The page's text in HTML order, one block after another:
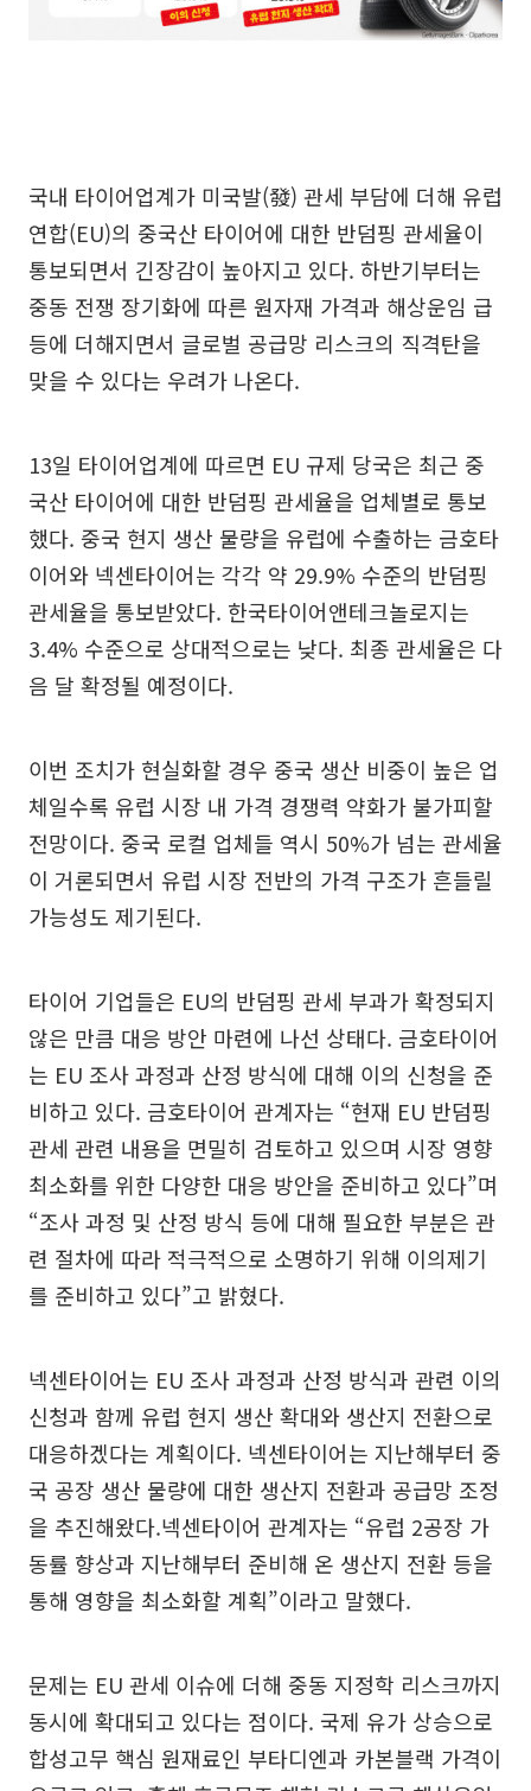
국내 타이어업계가 미국발(發) 관세 부담에 더해 유럽
연합(EU)의 중국산 타이어에 대한 반덤핑 관세율이
통보되면서 긴장감이 높아지고 있다. 하반기부터는
중동 전쟁 장기화에 따른 원자재 가격과 해상운임 급
등에 더해지면서 글로벌 공급망 리스크의 직격탄을
맞을 수 있다는 우려가 나온다.
13일 타이어업계에 따르면 EU 규제 당국은 최근 중
국산 타이어에 대한 반덤핑 관세율을 업체별로 통보
했다. 중국 현지 생산 물량을 유럽에 수출하는 금호타
이어와 넥센타이어는 각각 약 29.9% 수준의 반덤핑
관세율을 통보받았다. 한국타이어앤테크놀로지는
3.4% 수준으로 상대적으로는 낮다. 최종 관세율은 다
음 달 확정될 예정이다.
이번 조치가 현실화할 경우 중국 생산 비중이 높은 업
체일수록 유럽 시장 내 가격 경쟁력 약화가 불가피할
전망이다. 중국 로컬 업체들 역시 50%가 넘는 관세율
이 거론되면서 유럽 시장 전반의 가격 구조가 흔들릴
가능성도 제기된다.
타이어 기업들은 EU의 반덤핑 관세 부과가 확정되지
않은 만큼 대응 방안 마련에 나선 상태다. 금호타이어
는 EU 조사 과정과 산정 방식에 대해 이의 신청을 준
비하고 있다. 금호타이어 관계자는 “현재 EU 반덤핑
관세 관련 내용을 면밀히 검토하고 있으며 시장 영향
최소화를 위한 다양한 대응 방안을 준비하고 있다”며
“조사 과정 및 산정 방식 등에 대해 필요한 부분은 관
련 절차에 따라 적극적으로 소명하기 위해 이의제기
를 준비하고 있다”고 밝혔다.
넥센타이어는 EU 조사 과정과 산정 방식과 관련 이의
신청과 함께 유럽 현지 생산 확대와 생산지 전환으로
대응하겠다는 계획이다. 넥센타이어는 지난해부터 중
국 공장 생산 물량에 대한 생산지 전환과 공급망 조정
을 추진해왔다.넥센타이어 관계자는 “유럽 2공장 가
동률 향상과 지난해부터 준비해 온 생산지 전환 등을
통해 영향을 최소화할 계획”이라고 말했다.
문제는 EU 관세 이슈에 더해 중동 지정학 리스크까지
동시에 확대되고 있다는 점이다. 국제 유가 상승으로
합성고무 핵심 원재료인 부타디엔과 카본블랙 가격이